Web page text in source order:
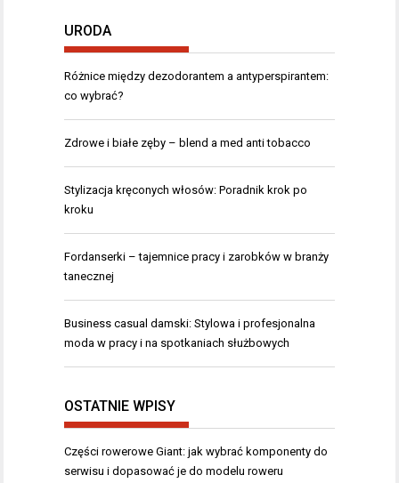
URODA
Różnice między dezodorantem a antyperspirantem:
co wybrać?
Zdrowe i białe zęby – blend a med anti tobacco
Stylizacja kręconych włosów: Poradnik krok po
kroku
Fordanserki – tajemnice pracy i zarobków w branży
tanecznej
Business casual damski: Stylowa i profesjonalna
moda w pracy i na spotkaniach służbowych
OSTATNIE WPISY
Części rowerowe Giant: jak wybrać komponenty do
serwisu i dopasować je do modelu roweru